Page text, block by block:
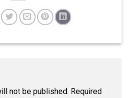
not be published. Required